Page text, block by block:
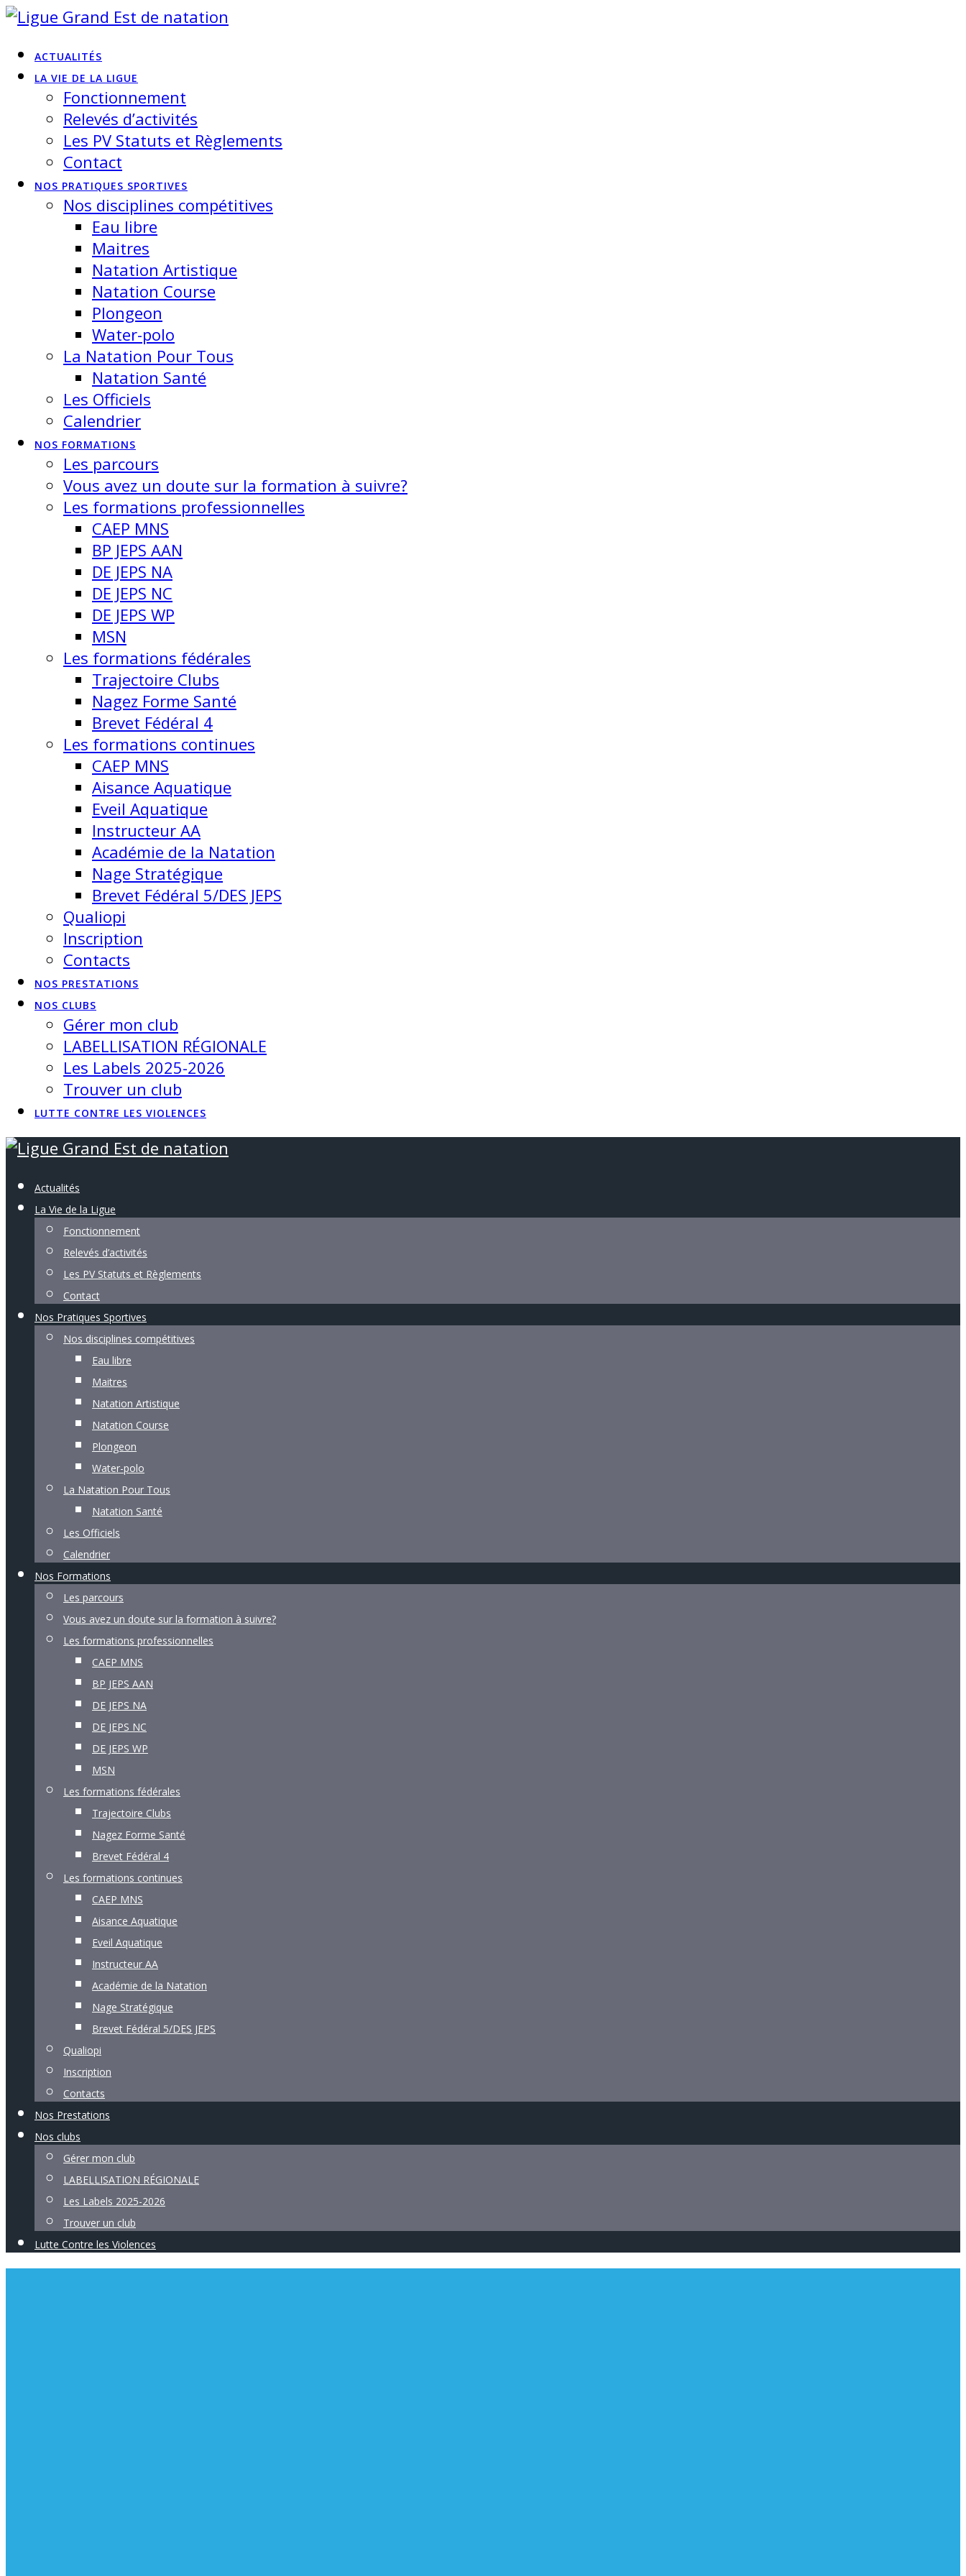
Skip
content
ACTUALITÉS
LA VIE DE LA LIGUE
Fonctionnement
Relevés d’activités
Les PV Statuts et Règlements
Contact
NOS PRATIQUES SPORTIVES
Nos disciplines compétitives
Eau libre
Maitres
Natation Artistique
Natation Course
Plongeon
Water-polo
La Natation Pour Tous
Natation Santé
Les Officiels
Calendrier
NOS FORMATIONS
Les parcours
Vous avez un doute sur la formation à suivre?
Les formations professionnelles
CAEP MNS
BP JEPS AAN
DE JEPS NA
DE JEPS NC
DE JEPS WP
MSN
Les formations fédérales
Trajectoire Clubs
Nagez Forme Santé
Brevet Fédéral 4
Les formations continues
CAEP MNS
Aisance Aquatique
Eveil Aquatique
Instructeur AA
Académie de la Natation
Nage Stratégique
Brevet Fédéral 5/DES JEPS
Qualiopi
Inscription
Contacts
NOS PRESTATIONS
NOS CLUBS
Gérer mon club
LABELLISATION RÉGIONALE
Les Labels 2025-2026
Trouver un club
LUTTE CONTRE LES VIOLENCES
Actualités
La Vie de la Ligue
Fonctionnement
Relevés d’activités
Les PV Statuts et Règlements
Contact
Nos Pratiques Sportives
Nos disciplines compétitives
Eau libre
Maitres
Natation Artistique
Natation Course
Plongeon
Water-polo
La Natation Pour Tous
Natation Santé
Les Officiels
Calendrier
Nos Formations
Les parcours
Vous avez un doute sur la formation à suivre?
Les formations professionnelles
CAEP MNS
BP JEPS AAN
DE JEPS NA
DE JEPS NC
DE JEPS WP
MSN
Les formations fédérales
Trajectoire Clubs
Nagez Forme Santé
Brevet Fédéral 4
Les formations continues
CAEP MNS
Aisance Aquatique
Eveil Aquatique
Instructeur AA
Académie de la Natation
Nage Stratégique
Brevet Fédéral 5/DES JEPS
Qualiopi
Inscription
Contacts
Nos Prestations
Nos clubs
Gérer mon club
LABELLISATION RÉGIONALE
Les Labels 2025-2026
Trouver un club
Lutte Contre les Violences